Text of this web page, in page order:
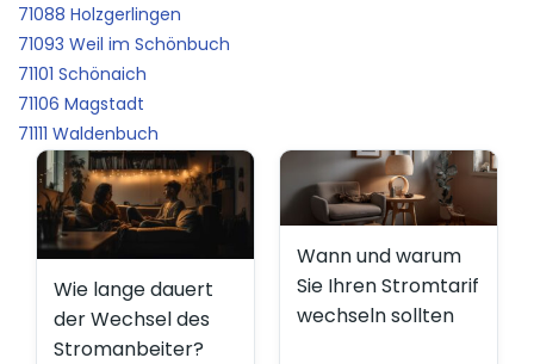
71088 Holzgerlingen
71093 Weil im Schönbuch
71101 Schönaich
71106 Magstadt
71111 Waldenbuch
Wie lange dauert
der Wechsel des
Stromanbeiter?
Wann und warum
Sie Ihren Stromtarif
wechseln sollten